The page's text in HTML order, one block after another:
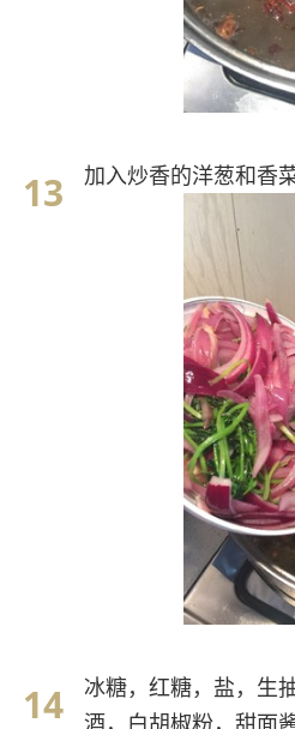
加入炒香的洋葱和香
冰糖，红糖，盐，生
酒，白胡椒粉，甜面